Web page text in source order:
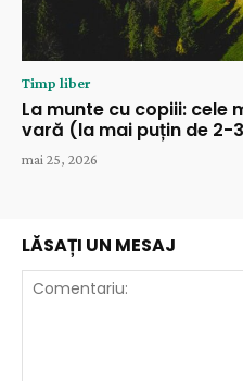
Timp liber
La munte cu copiii: cele
vară (la mai puțin de 2-
mai 25, 2026
LĂSAȚI UN MESAJ